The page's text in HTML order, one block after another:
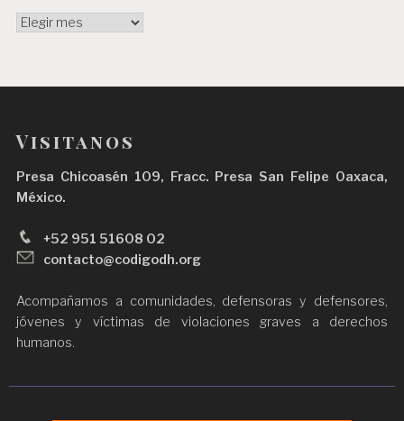
Archivos
Visitanos
Presa Chicoasén 109, Fracc. Presa San Felipe Oaxaca,
México.
+52 951 51608 02
contacto@codigodh.org
Acompañamos a comunidades, defensoras y defensores,
jóvenes y víctimas de violaciones graves a derechos
humanos.